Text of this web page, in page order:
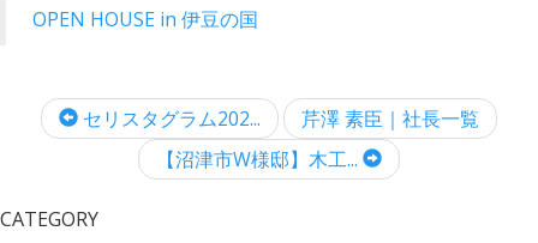
OPEN HOUSE in 伊豆の国
セリスタグラム202...
芹澤 素臣｜社長一覧
【沼津市W様邸】木工...
CATEGORY